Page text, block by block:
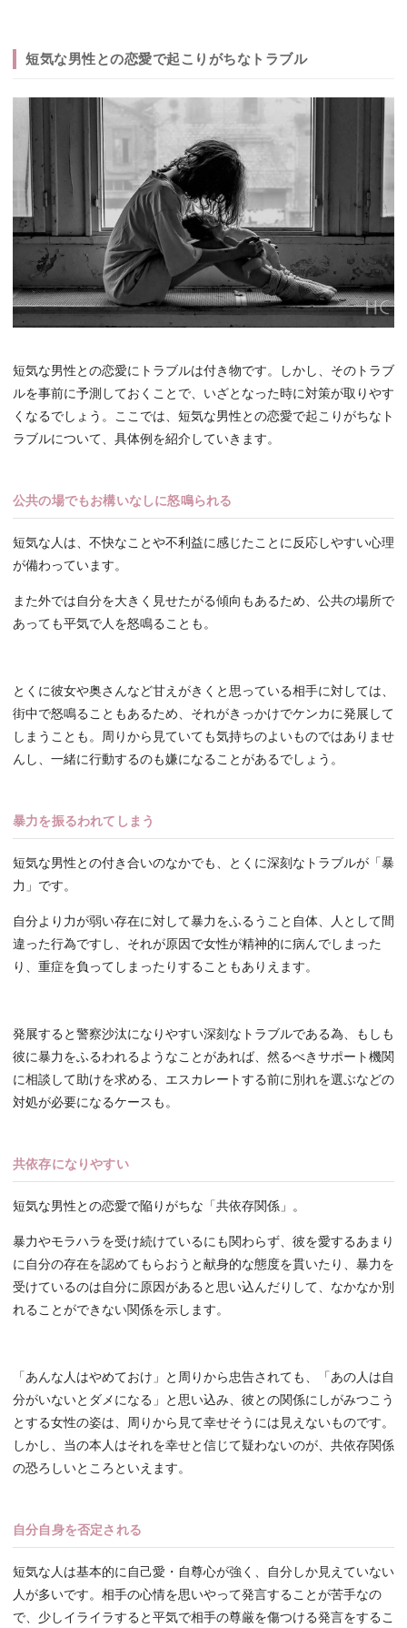
短気な男性との恋愛で起こりがちなトラブル
短気な男性との恋愛にトラブルは付き物です。しかし、そのトラブ
ルを事前に予測しておくことで、いざとなった時に対策が取りやす
くなるでしょう。ここでは、短気な男性との恋愛で起こりがちなト
ラブルについて、具体例を紹介していきます。
公共の場でもお構いなしに怒鳴られる
短気な人は、不快なことや不利益に感じたことに反応しやすい心理
が備わっています。
また外では自分を大きく見せたがる傾向もあるため、公共の場所で
あっても平気で人を怒鳴ることも。
とくに彼女や奥さんなど甘えがきくと思っている相手に対しては、
街中で怒鳴ることもあるため、それがきっかけでケンカに発展して
しまうことも。周りから見ていても気持ちのよいものではありませ
んし、一緒に行動するのも嫌になることがあるでしょう。
暴力を振るわれてしまう
短気な男性との付き合いのなかでも、とくに深刻なトラブルが「暴
力」です。
自分より力が弱い存在に対して暴力をふるうこと自体、人として間
違った行為ですし、それが原因で女性が精神的に病んでしまった
り、重症を負ってしまったりすることもありえます。
発展すると警察沙汰になりやすい深刻なトラブルである為、もしも
彼に暴力をふるわれるようなことがあれば、然るべきサポート機関
に相談して助けを求める、エスカレートする前に別れを選ぶなどの
対処が必要になるケースも。
共依存になりやすい
短気な男性との恋愛で陥りがちな「共依存関係」。
暴力やモラハラを受け続けているにも関わらず、彼を愛するあまり
に自分の存在を認めてもらおうと献身的な態度を貫いたり、暴力を
受けているのは自分に原因があると思い込んだりして、なかなか別
れることができない関係を示します。
「あんな人はやめておけ」と周りから忠告されても、「あの人は自
分がいないとダメになる」と思い込み、彼との関係にしがみつこう
とする女性の姿は、周りから見て幸せそうには見えないものです。
しかし、当の本人はそれを幸せと信じて疑わないのが、共依存関係
の恐ろしいところといえます。
自分自身を否定される
短気な人は基本的に自己愛・自尊心が強く、自分しか見えていない
人が多いです。相手の心情を思いやって発言することが苦手なの
で、少しイライラすると平気で相手の尊厳を傷つける発言をするこ